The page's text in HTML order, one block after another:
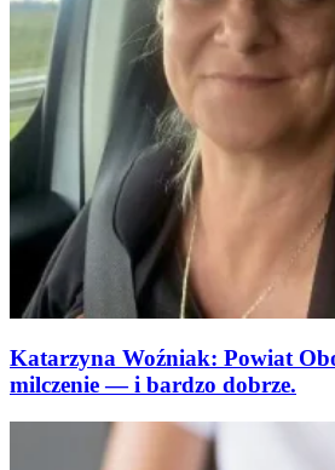
Katarzyna Woźniak: Powiat
milczenie — i bardzo dobrze.